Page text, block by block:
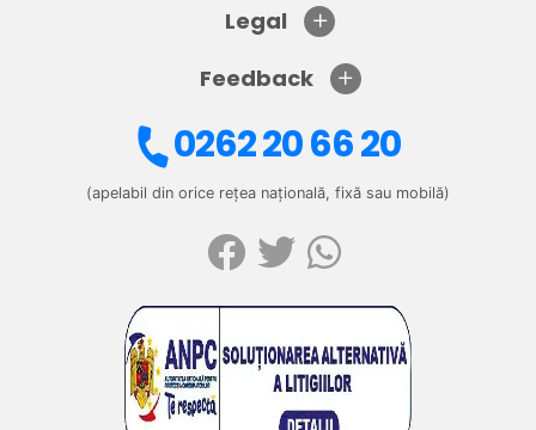
Legal
Feedback
0262 20 66 20
(apelabil din orice rețea națională, fixă sau mobilă)